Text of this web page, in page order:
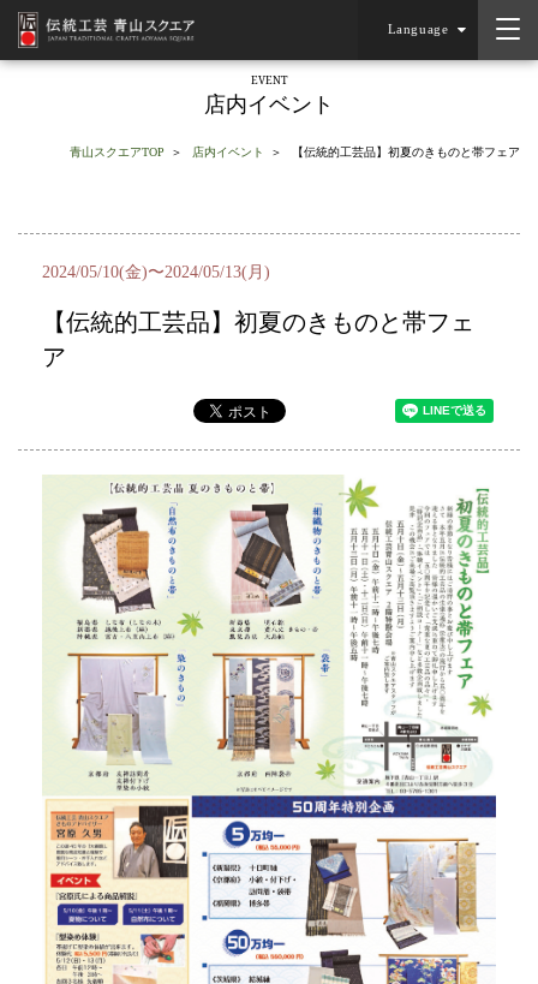
Language
EVENT
店内イベント
青山スクエアTOP 店内イベント 【伝統的工芸品】初夏のきものと帯フェア
2024/05/10(金)〜2024/05/13(月)
【伝統的工芸品】初夏のきものと帯フェ
ア